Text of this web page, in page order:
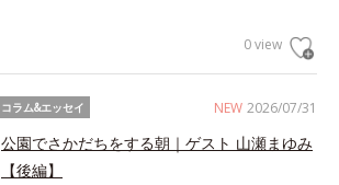
0 view
NEW 2026/07/31
コラム&エッセイ
公園でさかだちをする朝｜ゲスト 山瀬まゆみ
【後編】